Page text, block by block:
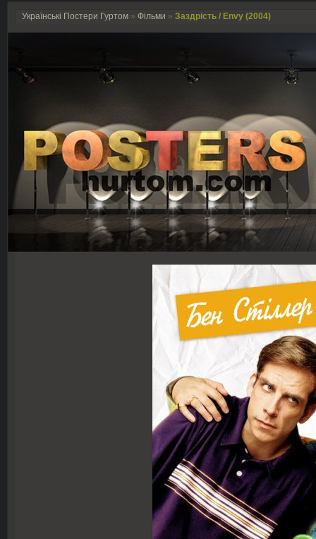
Українські Постери Гуртом » Фільми » Заздрість / Envy (2004)